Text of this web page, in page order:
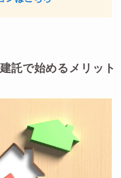
託で始めるメリット